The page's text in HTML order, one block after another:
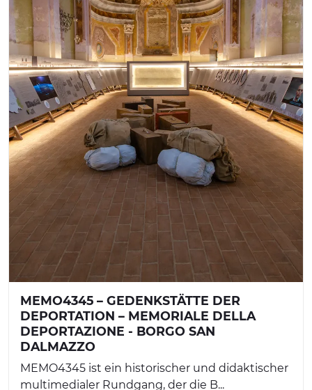
MEMO4345 – GEDENKSTÄTTE DER
DEPORTATION – MEMORIALE DELLA
DEPORTAZIONE - BORGO SAN
DALMAZZO
MEMO4345 ist ein historischer und didaktischer
multimedialer Rundgang, der die B...